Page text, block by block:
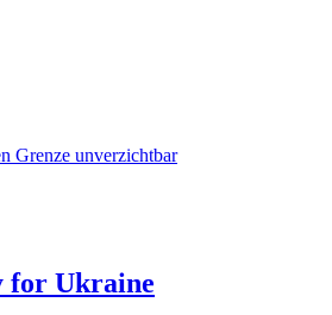
Grenze unverzichtbar
for Ukraine